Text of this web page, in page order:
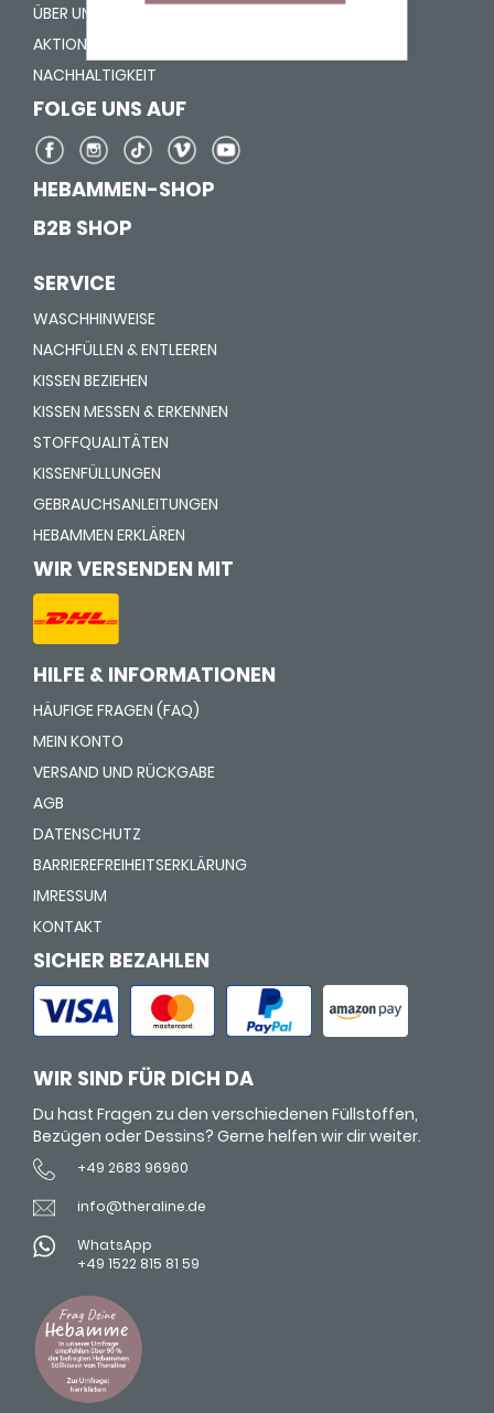
ÜBER UNS
AKTION "NASE REIN"
NACHHALTIGKEIT
FOLGE UNS AUF
HEBAMMEN-SHOP
B2B SHOP
SERVICE
WASCHHINWEISE
NACHFÜLLEN & ENTLEEREN
KISSEN BEZIEHEN
KISSEN MESSEN & ERKENNEN
STOFFQUALITÄTEN
KISSENFÜLLUNGEN
GEBRAUCHSANLEITUNGEN
HEBAMMEN ERKLÄREN
WIR VERSENDEN MIT
HILFE & INFORMATIONEN
HÄUFIGE FRAGEN (FAQ)
MEIN KONTO
VERSAND UND RÜCKGABE
AGB
DATENSCHUTZ
BARRIEREFREIHEITSERKLÄRUNG
IMRESSUM
KONTAKT
SICHER BEZAHLEN
WIR SIND FÜR DICH DA
Du hast Fragen zu den verschiedenen Füllstoffen,
Bezügen oder Dessins? Gerne helfen wir dir weiter.
+49 2683 96960
info@theraline.de
WhatsApp
+49 1522 815 81 59